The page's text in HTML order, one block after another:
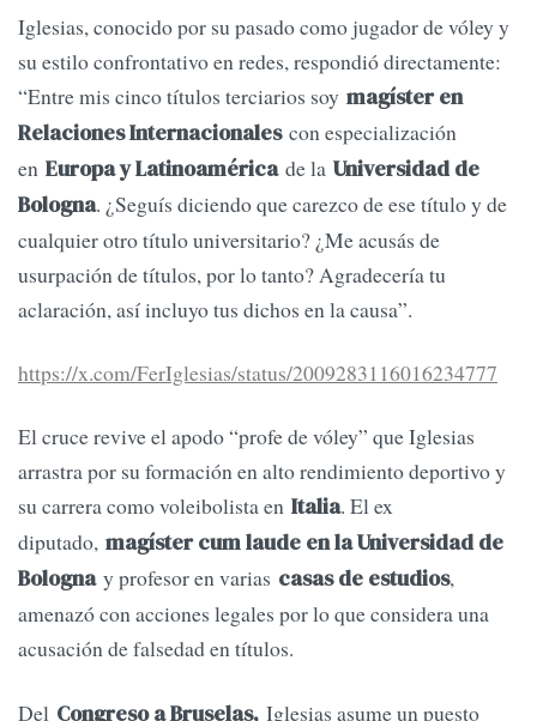
Iglesias, conocido por su pasado como jugador de vóley y
su estilo confrontativo en redes, respondió directamente:
“Entre mis cinco títulos terciarios soy magíster en
Relaciones Internacionalescon especialización
en Europa y Latinoaméricade la Universidad de
Bologna. ¿Seguís diciendo que carezco de ese título y de
cualquier otro título universitario? ¿Me acusás de
usurpación de títulos, por lo tanto? Agradecería tu
aclaración, así incluyo tus dichos en la causa”.
https://x.com/FerIglesias/status/2009283116016234777
El cruce revive el apodo “profe de vóley” que Iglesias
arrastra por su formación en alto rendimiento deportivo y
su carrera como voleibolista en Italia. El ex
diputado, magíster cum laude en la Universidad de
Bolognay profesor en varias casas de estudios,
amenazó con acciones legales por lo que considera una
acusación de falsedad en títulos.
Del CongresoaBruselas, Iglesias asume un puesto